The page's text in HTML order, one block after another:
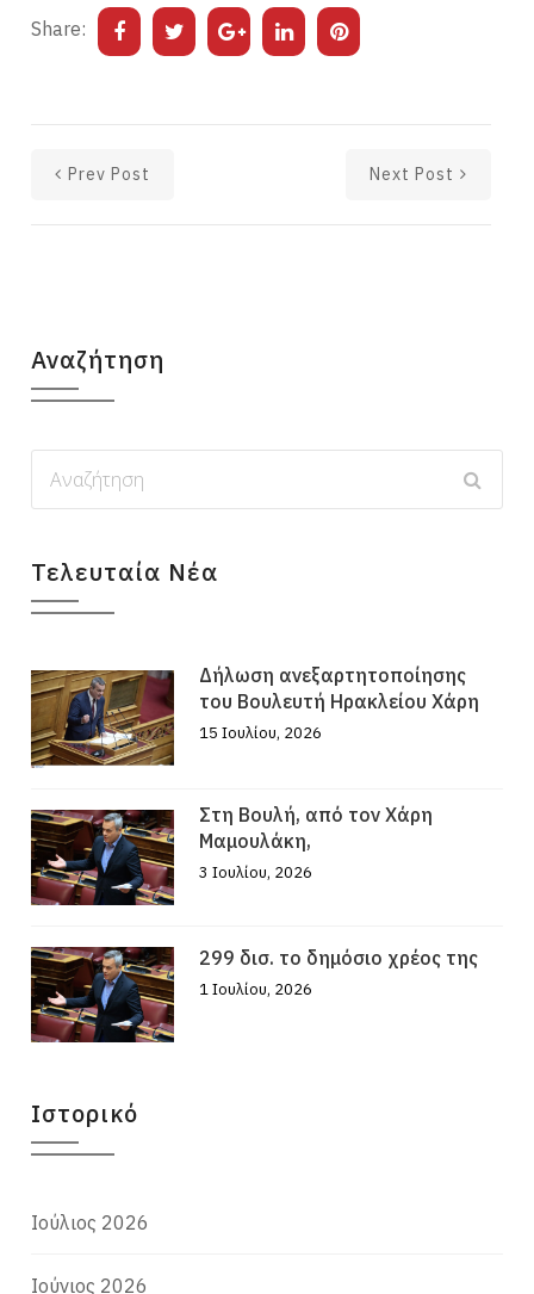
Share:
Prev Post Next Post
Αναζήτηση
Τελευταία Νέα
Δήλωση ανεξαρτητοποίησης
του Βουλευτή Ηρακλείου Χάρη
15 Ιουλίου, 2026
Στη Βουλή, από τον Χάρη
Μαμουλάκη,
3 Ιουλίου, 2026
299 δισ. το δημόσιο χρέος της
1 Ιουλίου, 2026
Ιστορικό
Ιούλιος 2026
Ιούνιος 2026